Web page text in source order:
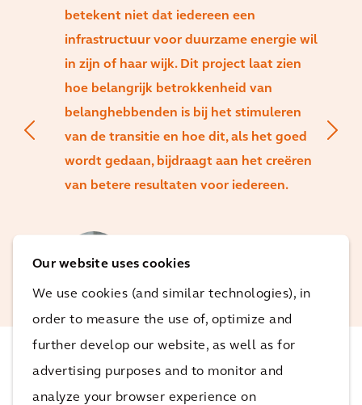
Our website uses cookies
We use cookies (and similar technologies), in
order to measure the use of, optimize and
further develop our website, as well as for
advertising purposes and to monitor and
analyze your browser experience on
betekent niet dat iedereen een
infrastructuur voor duurzame energie wil
in zijn of haar wijk. Dit project laat zien
hoe belangrijk betrokkenheid van
belanghebbenden is bij het stimuleren
van de transitie en hoe dit, als het goed
wordt gedaan, bijdraagt aan het creëren
van betere resultaten voor iedereen.
Sectorleider Energy &amp;
De impact